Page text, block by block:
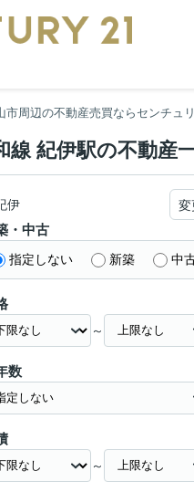
市周辺の不動産売買ならセンチュ
線 紀伊駅の不動産
伊 変
・中古
指定しない 新築 中
～
数
～